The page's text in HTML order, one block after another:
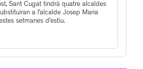
Sant Cugat tindrà quatre alcaldes
a l’alcalde Josep Maria
setmanes d’estiu.